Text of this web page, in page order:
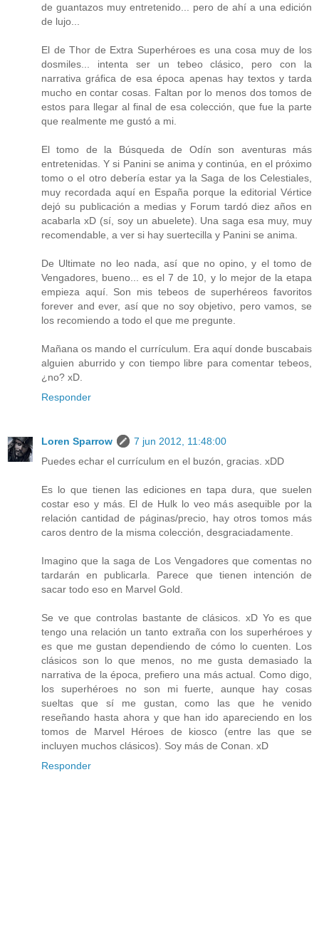
de guantazos muy entretenido... pero de ahí a una edición
de lujo...
El de Thor de Extra Superhéroes es una cosa muy de los
dosmiles... intenta ser un tebeo clásico, pero con la
narrativa gráfica de esa época apenas hay textos y tarda
mucho en contar cosas. Faltan por lo menos dos tomos de
estos para llegar al final de esa colección, que fue la parte
que realmente me gustó a mi.
El tomo de la Búsqueda de Odín son aventuras más
entretenidas. Y si Panini se anima y continúa, en el próximo
tomo o el otro debería estar ya la Saga de los Celestiales,
muy recordada aquí en España porque la editorial Vértice
dejó su publicación a medias y Forum tardó diez años en
acabarla xD (sí, soy un abuelete). Una saga esa muy, muy
recomendable, a ver si hay suertecilla y Panini se anima.
De Ultimate no leo nada, así que no opino, y el tomo de
Vengadores, bueno... es el 7 de 10, y lo mejor de la etapa
empieza aquí. Son mis tebeos de superhéreos favoritos
forever and ever, así que no soy objetivo, pero vamos, se
los recomiendo a todo el que me pregunte.
Mañana os mando el currículum. Era aquí donde buscabais
alguien aburrido y con tiempo libre para comentar tebeos,
¿no? xD.
Responder
Loren Sparrow
7 jun 2012, 11:48:00
Puedes echar el currículum en el buzón, gracias. xDD
Es lo que tienen las ediciones en tapa dura, que suelen
costar eso y más. El de Hulk lo veo más asequible por la
relación cantidad de páginas/precio, hay otros tomos más
caros dentro de la misma colección, desgraciadamente.
Imagino que la saga de Los Vengadores que comentas no
tardarán en publicarla. Parece que tienen intención de
sacar todo eso en Marvel Gold.
Se ve que controlas bastante de clásicos. xD Yo es que
tengo una relación un tanto extraña con los superhéroes y
es que me gustan dependiendo de cómo lo cuenten. Los
clásicos son lo que menos, no me gusta demasiado la
narrativa de la época, prefiero una más actual. Como digo,
los superhéroes no son mi fuerte, aunque hay cosas
sueltas que sí me gustan, como las que he venido
reseñando hasta ahora y que han ido apareciendo en los
tomos de Marvel Héroes de kiosco (entre las que se
incluyen muchos clásicos). Soy más de Conan. xD
Responder